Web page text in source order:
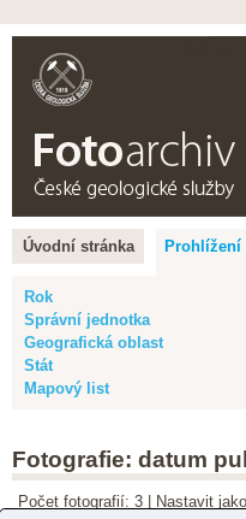
Úvodní stránka Prohlížení
Rok
Správní jednotka
Geografická oblast
Stát
Mapový list
Fotografie: datum
Počet fotografií: 3 | Nastavit